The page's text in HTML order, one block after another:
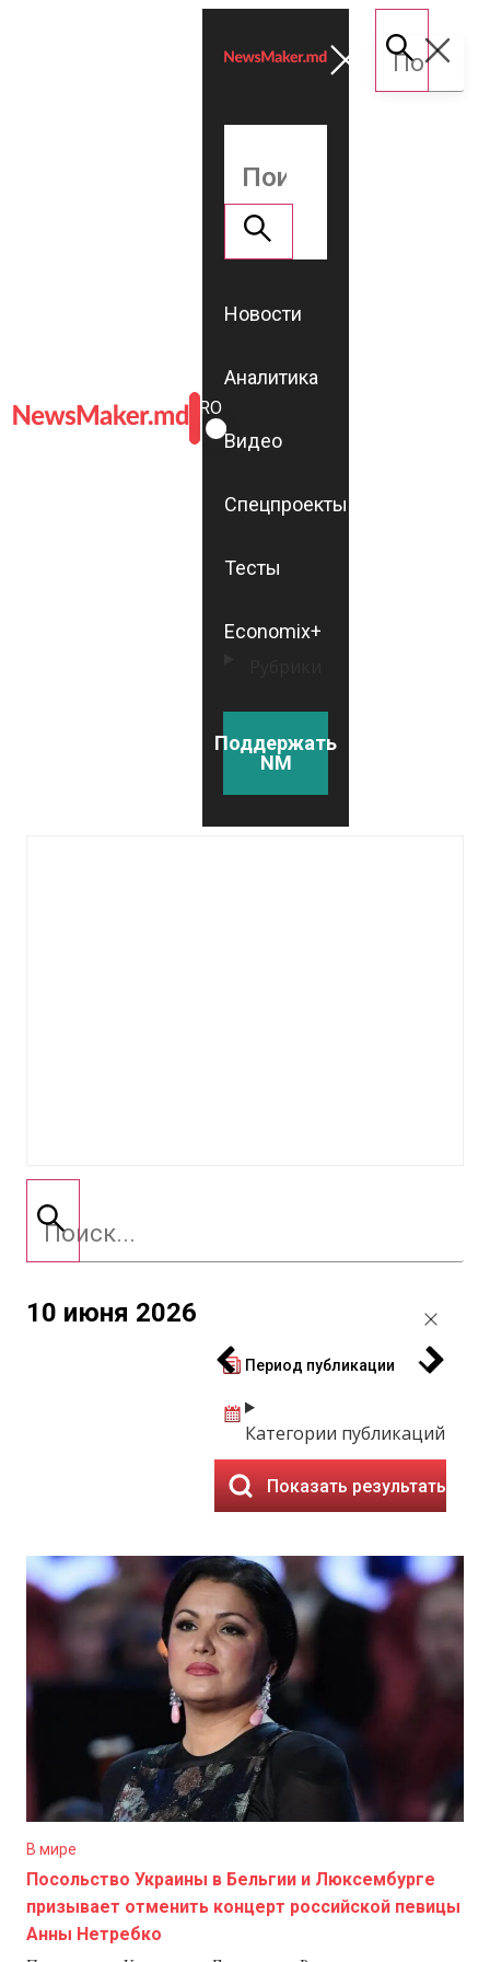
ROMÂNĂ
RU
Новости
Аналитика
Видео
Спецпроекты
Тесты
Economix+
Поддержать
NM
10 июня 2026
Период публикации
Категории публикаций
Показать результаты
В мире
Посольство Украины в Бельгии и Люксембурге
призывает отменить концерт российской певицы
Анны Нетребко